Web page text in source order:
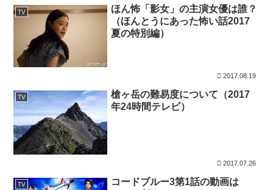
TV
ほん怖「影女」の主演女優は誰？
（ほんとうにあった怖い話2017
夏の特別編）
2017.08.19
TV
槍ヶ岳の難易度について（2017
年24時間テレビ）
2017.07.26
TV
コードブルー3第1話の動画は